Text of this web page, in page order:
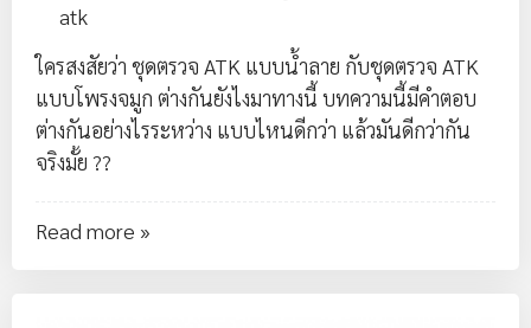
atk
ใครสงสัยว่า ชุดตรวจ ATK แบบน้ำลาย กับชุดตรวจ ATK
แบบโพรงจมูก ต่างกันยังไงมาทางนี้ บทความนี้มีคำตอบ
ต่างกันอย่างไรระหว่าง แบบไหนดีกว่า แล้วมันดีกว่ากัน
จริงมั้ย ??
Read more »